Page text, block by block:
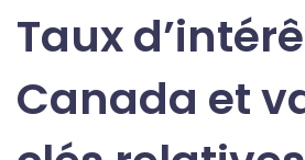
Taux
Canada et